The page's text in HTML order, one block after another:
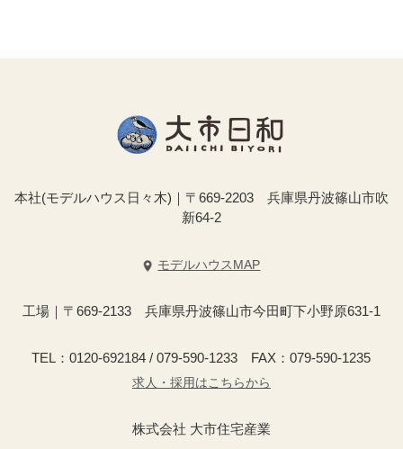
本社(モデルハウス日々木)｜〒669-2203 兵庫県丹波篠山市吹
新64-2
モデルハウスMAP
工場｜〒669-2133 兵庫県丹波篠山市今田町下小野原631-1
TEL：0120-692184 / 079-590-1233 FAX：079-590-1235
求人・採用はこちらから
株式会社 大市住宅産業